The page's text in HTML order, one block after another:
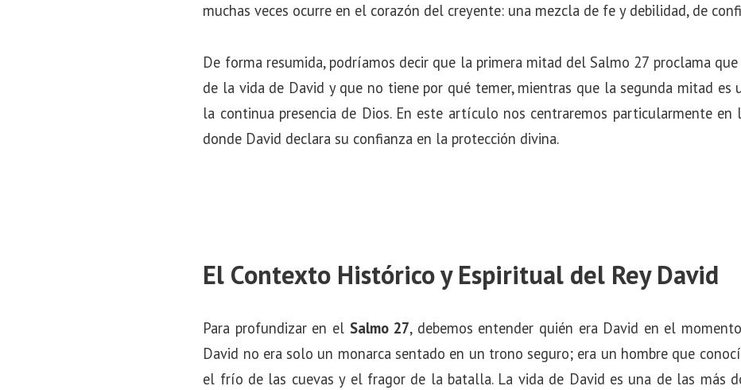
muchas veces ocurre en el corazón del creyente: una mezcla de fe y debilidad, de
De forma resumida, podríamos decir que la primera mitad del Salmo 27 proclama
de la vida de David y que no tiene por qué temer, mientras que la segunda mitad es
la continua presencia de Dios. En este artículo nos centraremos particularmente
donde David declara su confianza en la protección divina.
El Contexto Histórico y Espiritual del Rey David
Para profundizar en el Salmo 27, debemos entender quién era David en el
David no era solo un monarca sentado en un trono seguro; era un hombre que
el frío de las cuevas y el fragor de la batalla. La vida de David es una de las más